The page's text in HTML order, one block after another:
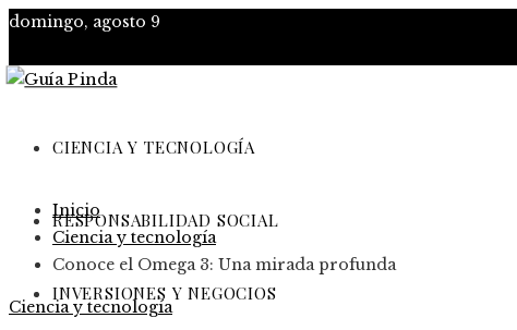
domingo, agosto 9
CIENCIA Y TECNOLOGÍA
RESPONSABILIDAD SOCIAL
INVERSIONES Y NEGOCIOS
Inicio
Ciencia y tecnología
Conoce el Omega 3: Una mirada profunda
Ciencia y tecnología